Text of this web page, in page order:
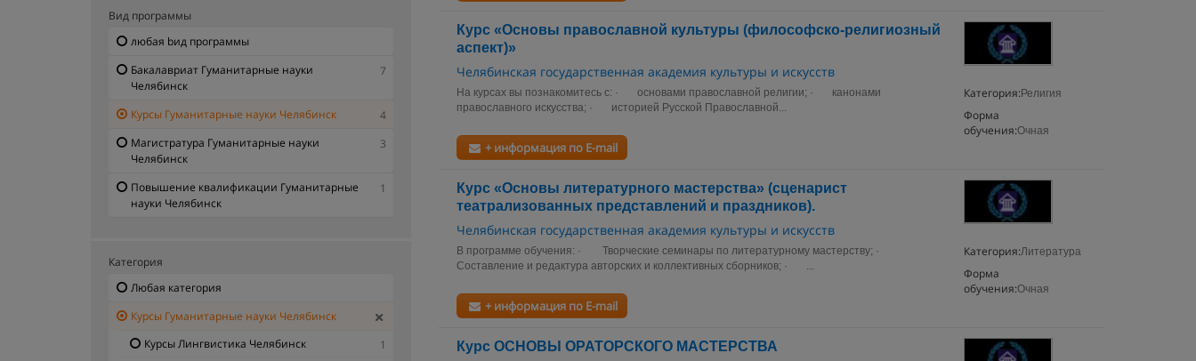
Курс «Основы православной культуры (философско-религиозный
аспект)»
Челябинская государственная академия культуры и искусств
Категория: Религия
Форма
обучения:Очная
На курсах вы познакомитесь с: · основами православной религии; · канонами
православного искусства; · историей Русской Православной...
+ информация по E-mail
Курс «Основы литературного мастерства» (сценарист
театрализованных представлений и праздников).
Челябинская государственная академия культуры и искусств
Категория:Литература
Форма
обучения:Очная
В программе обучения: · Творческие семинары по литературному мастерству; ·
Составление и редактура авторских и коллективных сборников; · ...
+ информация по E-mail
Курс ОСНОВЫ ОРАТОРСКОГО МАСТЕРСТВА
Вид программы
любая bид программы
Бакалавриат Гуманитарные науки
Челябинск
7
Курсы Гуманитарные науки Челябинск
4
Магистратура Гуманитарные науки
Челябинск
3
Повышение квалификации Гуманитарные
науки Челябинск
1
Категория
Любая категория
Курсы Гуманитарные науки Челябинск
Курсы Лингвистика Челябинск
1